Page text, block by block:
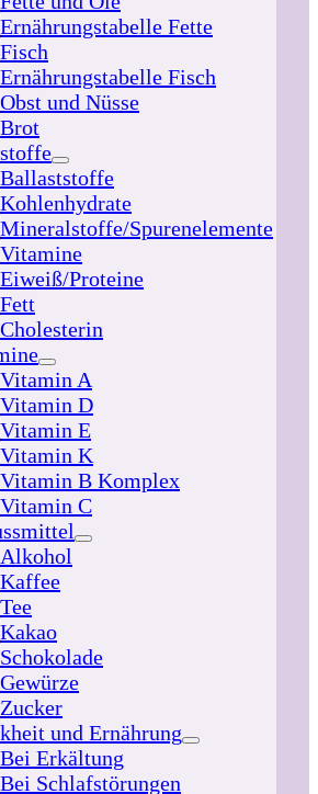
Ernährungstabelle Fette
Fisch
Ernährungstabelle Fisch
Obst und Nüsse
Brot
Ballaststoffe
Kohlenhydrate
Mineralstoffe/Spurenelemente
Vitamine
Eiweiß/Proteine
Fett
Cholesterin
Vitamin A
Vitamin D
Vitamin E
Vitamin K
Vitamin B Komplex
Vitamin C
Alkohol
Kaffee
Tee
Kakao
Schokolade
Gewürze
Zucker
und Ernährung
Bei Erkältung
Bei Schlafstörungen